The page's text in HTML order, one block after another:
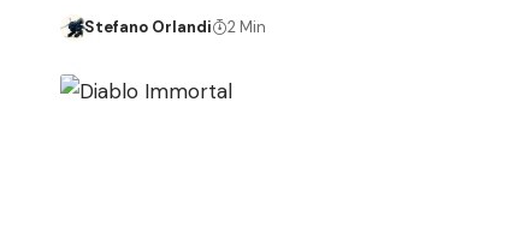
Stefano Orlandi 2 Min